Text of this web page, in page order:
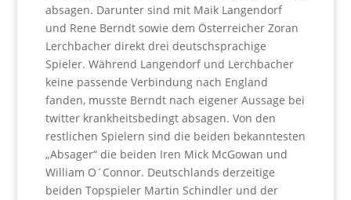
absagen. Darunter sind mit Maik Langendorf
und Rene Berndt sowie dem Österreicher Zoran
Lerchbacher direkt drei deutschsprachige
Spieler. Während Langendorf und Lerchbacher
keine passende Verbindung nach England
fanden, musste Berndt nach eigener Aussage bei
twitter krankheitsbedingt absagen. Von den
restlichen Spielern sind die beiden bekanntesten
„Absager“ die beiden Iren Mick McGowan und
William O´Connor. Deutschlands derzeitige
beiden Topspieler Martin Schindler und der